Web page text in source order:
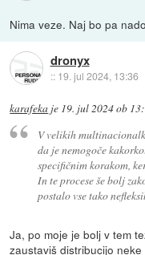
Nima veze. Naj bo pa
dronyx
:: 19. jul 2024, 13:36
karafeka je 19. jul 2024 ob
V velikih
da je nemogoče
specifičnim korakom,
In te procese še bolj
postalo vse tako
Ja, po moje je bolj v tem
zaustaviš distribucijo